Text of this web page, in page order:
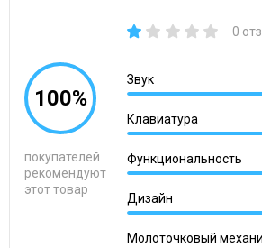
0
100%
покупателей
рекомендуют
этот товар
Звук
Клавиатура
Функциональность
Дизайн
Молоточковый